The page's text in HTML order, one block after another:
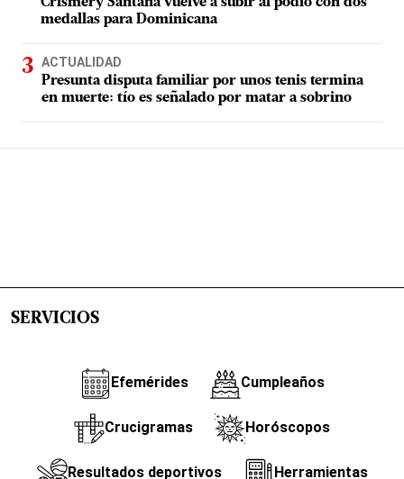
medallas para Dominicana
ACTUALIDAD
Presunta disputa familiar por unos tenis termina
en muerte: tío es señalado por matar a sobrino
SERVICIOS
Efemérides Cumpleaños
Crucigramas Horóscopos
Resultados deportivos Herramientas